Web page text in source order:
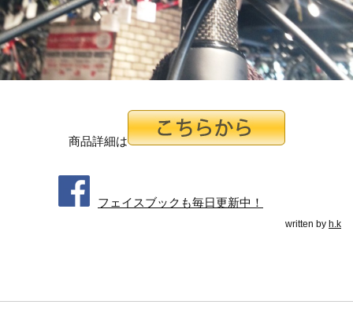
商品詳細は
フェイスブックも毎日更新中！
written by h.k